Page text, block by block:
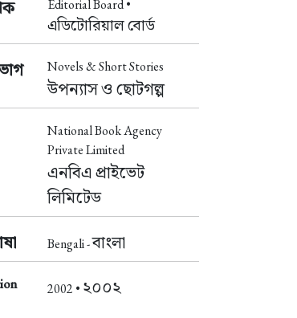
Editorial Board •
এডিটোরিয়াল বোর্ড
Novels & Short Stories
উপন্যাস ও ছোটগল্প
National Book Agency
Private Limited
এনবিএ প্রাইভেট
লিমিটেড
Bengali -বাংলা
2002 • ২০০২